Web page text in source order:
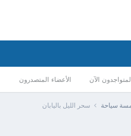
الآن الأعضاء المتصدرون
سياحة سحر الليل باليابان